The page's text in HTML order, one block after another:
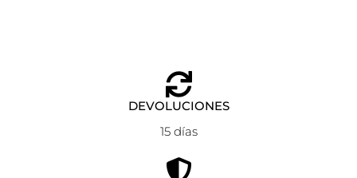
DEVOLUCIONES
15 días